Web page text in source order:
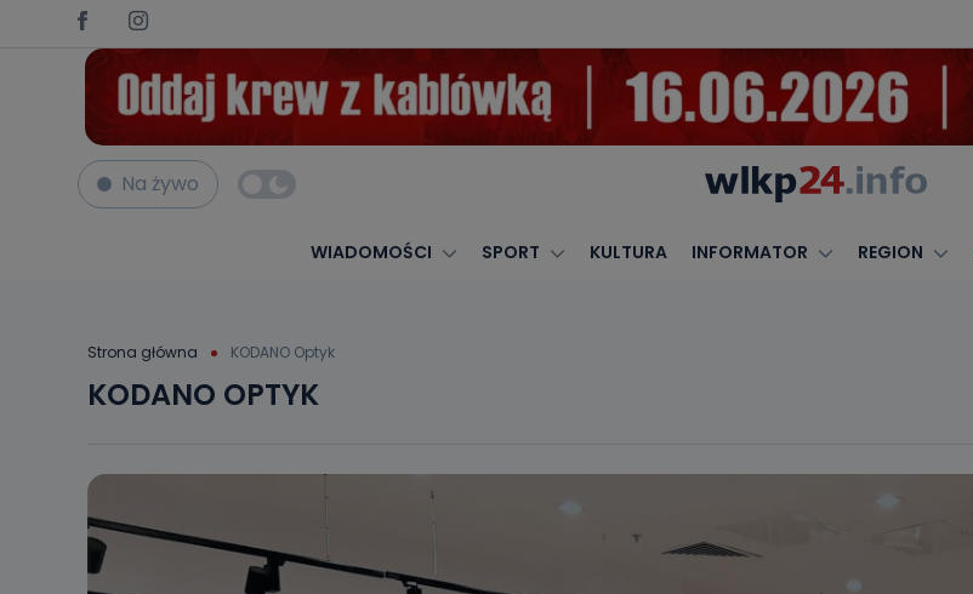
Na żywo
WIADOMOŚCI SPORT KULTURA INFORMATOR REGION
Strona główna KODANO Optyk
KODANO OPTYK